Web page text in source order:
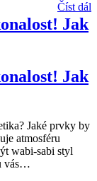
Číst dál
Jak
Jak
Jaké prvky by
atmosféru
wabi-sabi styl
vás…